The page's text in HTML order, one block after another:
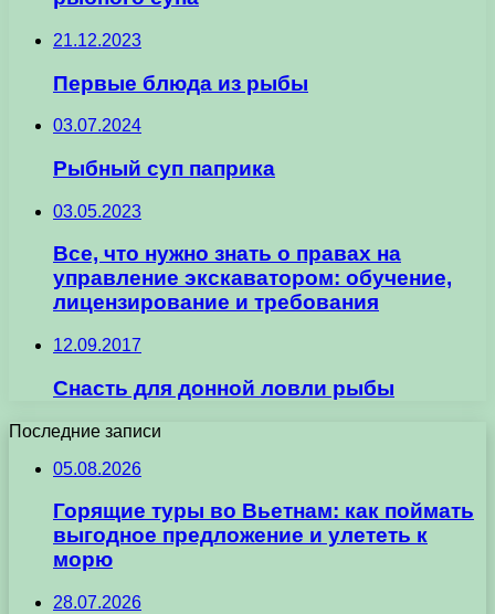
21.12.2023
Первые блюда из рыбы
03.07.2024
Рыбный суп паприка
03.05.2023
Все, что нужно знать о правах на
управление экскаватором: обучение,
лицензирование и требования
12.09.2017
Снасть для донной ловли рыбы
Последние записи
05.08.2026
Горящие туры во Вьетнам: как поймать
выгодное предложение и улететь к
морю
28.07.2026